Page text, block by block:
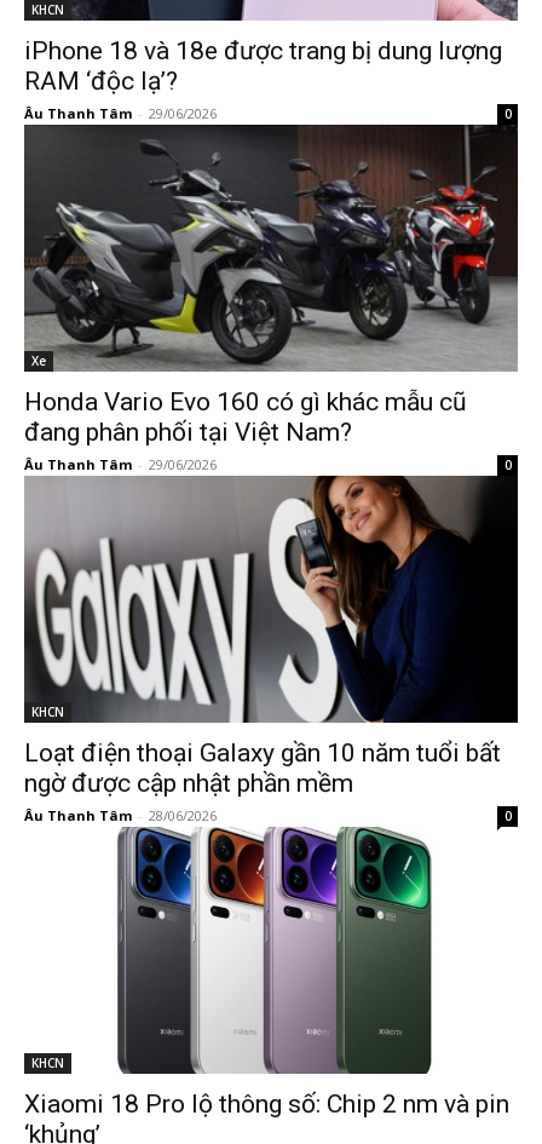
KHCN
iPhone 18 và 18e được trang bị dung lượng
RAM ‘độc lạ’?
Âu Thanh Tâm - 29/06/2026 0
Xe
Honda Vario Evo 160 có gì khác mẫu cũ
đang phân phối tại Việt Nam?
Âu Thanh Tâm - 29/06/2026 0
KHCN
Loạt điện thoại Galaxy gần 10 năm tuổi bất
ngờ được cập nhật phần mềm
Âu Thanh Tâm - 28/06/2026 0
KHCN
Xiaomi 18 Pro lộ thông số: Chip 2 nm và pin
‘khủng’